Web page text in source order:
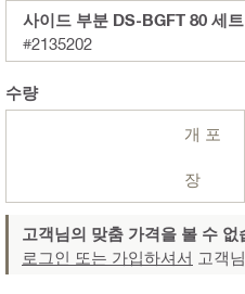
사이드 부분 DS-BGFT 80 세트
#2135202
수량
개 포
장
고객님의 맞춤 가격을 볼 수 없
로그인 또는 가입하셔서 고객